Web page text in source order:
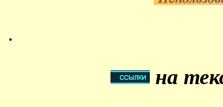
.
на